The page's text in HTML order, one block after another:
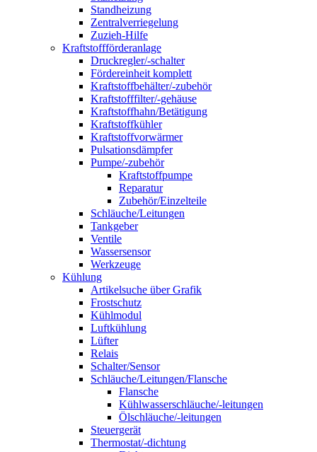
Standheizung
Zentralverriegelung
Zuzieh-Hilfe
Kraftstoffförderanlage
Druckregler/-schalter
Fördereinheit komplett
Kraftstoffbehälter/-zubehör
Kraftstofffilter/-gehäuse
Kraftstoffhahn/Betätigung
Kraftstoffkühler
Kraftstoffvorwärmer
Pulsationsdämpfer
Pumpe/-zubehör
Kraftstoffpumpe
Reparatur
Zubehör/Einzelteile
Schläuche/Leitungen
Tankgeber
Ventile
Wassersensor
Werkzeuge
Kühlung
Artikelsuche über Grafik
Frostschutz
Kühlmodul
Luftkühlung
Lüfter
Relais
Schalter/Sensor
Schläuche/Leitungen/Flansche
Flansche
Kühlwasserschläuche/-leitungen
Ölschläuche/-leitungen
Steuergerät
Thermostat/-dichtung